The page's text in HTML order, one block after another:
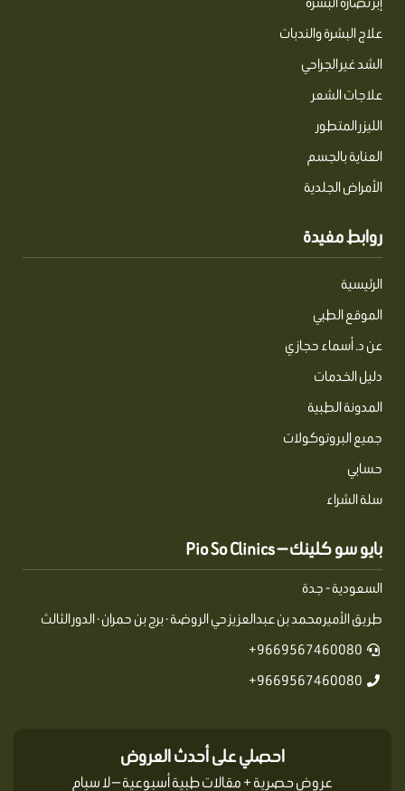
علاج البشرة والندبات
الشد غير الجراحي
علاجات الشعر
الليزر المتطور
العناية بالجسم
الأمراض الجلدية
روابط مفيدة
الرئيسية
الموقع الطبي
عن د. أسماء حجازي
دليل الخدمات
المدونة الطبية
جميع البروتوكولات
حسابي
سلة الشراء
بايو سو كلينك — Pio So Clinics
السعودية - جدة
طريق الأمير محمد بن عبدالعزيز حي الروضة · برج بن حمران · الدور الثالث
9669567460080+
9669567460080+
احصلي على أحدث العروض
عروض حصرية + مقالات طبية أسبوعية — لا سبام